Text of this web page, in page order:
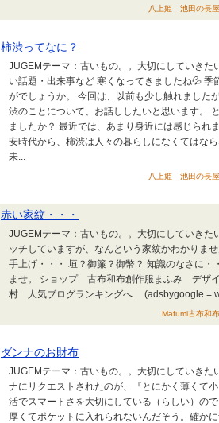
八上姫 池田の長
柿渋ってなに？
JUGEMテーマ：古いもの。。大切にしていきた
い話題・出来事など 寒くなってきましたね💦
がでしょうか。 今回は、以前も少し触れました
渋のことについて、お話ししたいと思います。
ましたか？ 最近では、あまり身近には感じられ
安時代から、柿渋は人々の暮らしになくてはな
未...
八上姫 池田の長
赤い家紋・・・
JUGEMテーマ：古いもの。。大切にしていきた
ッチしていますが、なんという家紋かわかりま
手上げ・・・ 垣？御簾？御幣？ 知識のなさに
ませ。 ショップ 古布和布創作服まふみ デザ
村 人気ブログランキングへ (adsbygoogle =
Mafumi古布和
ダンナのお財布
JUGEMテーマ：古いもの。。大切にしていきた
ナにリクエストされたのが、『とにかく薄くて
活でスマートさを大切にしている（らしい）の
厚くてポケットに入れられないんだそう。確か